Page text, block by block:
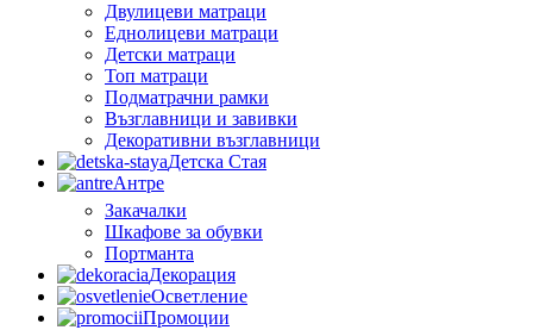
Двулицеви матраци
Еднолицеви матраци
Детски матраци
Топ матраци
Подматрачни рамки
Възглавници и завивки
Декоративни възглавници
Детска Стая
Антре
Закачалки
Шкафове за обувки
Портманта
Декорация
Осветление
Промоции